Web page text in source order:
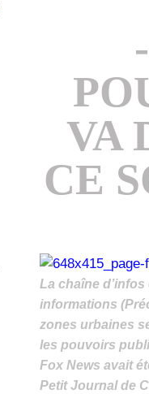
VA
CE
La chaîne
informations (
zones urbaines
les pouvoirs
Fox News avait
Petit Journal de